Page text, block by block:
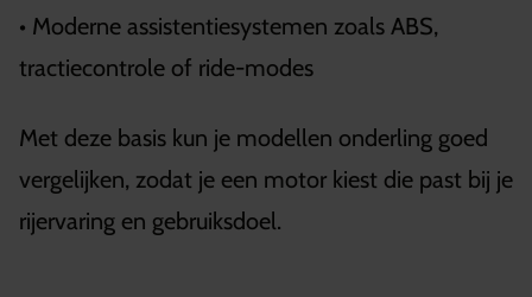
• Moderne assistentiesystemen zoals ABS,
tractiecontrole of ride-modes
Met deze basis kun je modellen onderling goed
vergelijken, zodat je een motor kiest die past bij je
rijervaring en gebruiksdoel.